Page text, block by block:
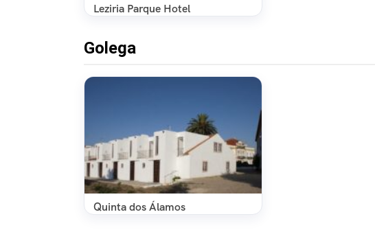
Leziria Parque Hotel
Golega
Quinta dos Álamos